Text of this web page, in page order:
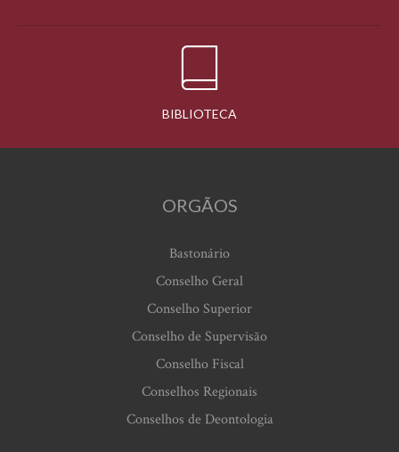
BIBLIOTECA
ORGÃOS
Bastonário
Conselho Geral
Conselho Superior
Conselho de Supervisão
Conselho Fiscal
Conselhos Regionais
Conselhos de Deontologia